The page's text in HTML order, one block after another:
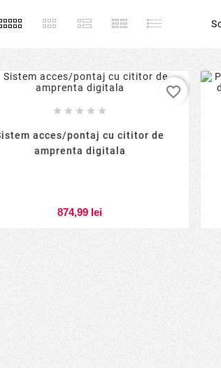
    
acces/pontaj cu cititor de
amprenta digitala
874,99 lei
favorite_border